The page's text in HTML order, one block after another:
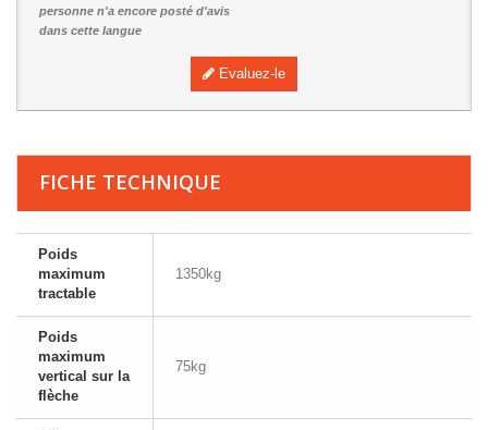
personne n'a encore posté d'avis
dans cette langue
Evaluez-le
FICHE TECHNIQUE
Poids
maximum
tractable
1350kg
Poids
maximum
vertical sur la
flèche
75kg